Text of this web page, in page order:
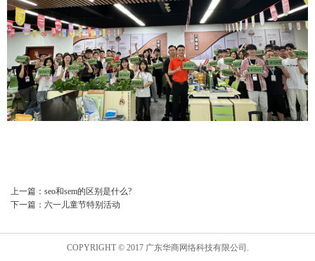
上一篇： seo和sem的区别是什么?
下一篇： 六一儿童节特别活动
COPYRIGHT © 2017 广东华商网络科技有限公司.